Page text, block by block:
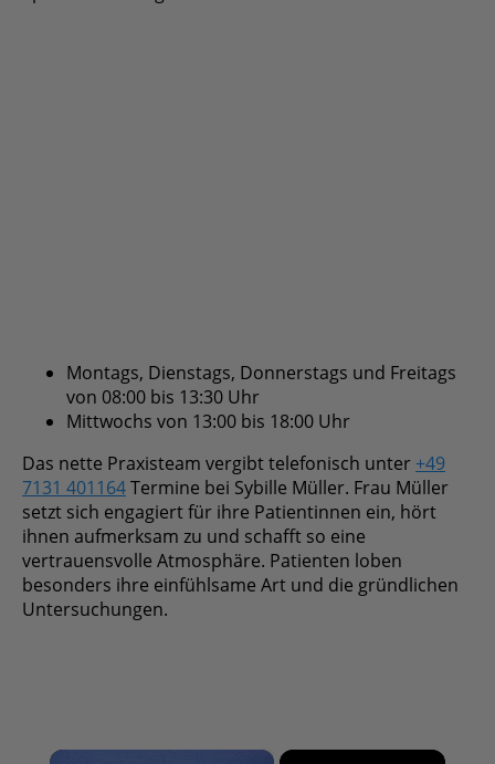
Montags, Dienstags, Donnerstags und
Freitags von 08:00 bis 13:30 Uhr
Mittwochs von 13:00 bis 18:00 Uhr
Das nette Praxisteam vergibt telefonisch unter +49
7131 401164Termine bei Sybille Müller. Frau Müller
setzt sich engagiert für ihre Patientinnen ein, hört
ihnen aufmerksam zu und schafft so eine
vertrauensvolle Atmosphäre. Patienten loben
besonders ihre einfühlsame Art und die
gründlichen Untersuchungen.
×